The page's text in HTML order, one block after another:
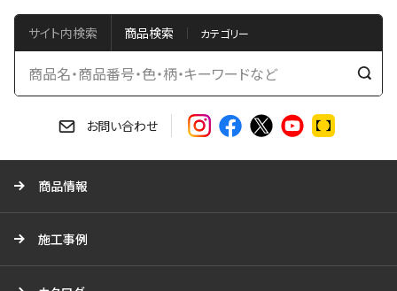
サイト内検索 商品検索
検
お問い合わせ
商品情報
施工事例